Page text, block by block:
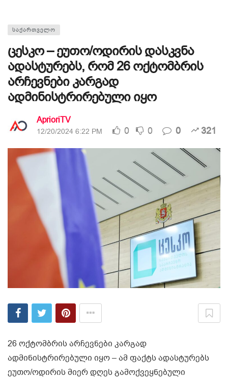
ᲡᲐᲥᲐᲠᲗᲕᲔᲚᲝ
ცესკო – ეუთო/ოდირის დასკვნა
ადასტურებს, რომ 26 ოქტომბრის
არჩევნები კარგად
ადმინისტრირებული იყო
AprioriTV
12/20/2024 6:22 PM 0 0 0 321
26 ოქტომბრის არჩევნები კარგად
ადმინისტრირებული იყო – ამ ფაქტს ადასტურებს
ეუთო/ოდირის მიერ დღეს გამოქვეყნებული